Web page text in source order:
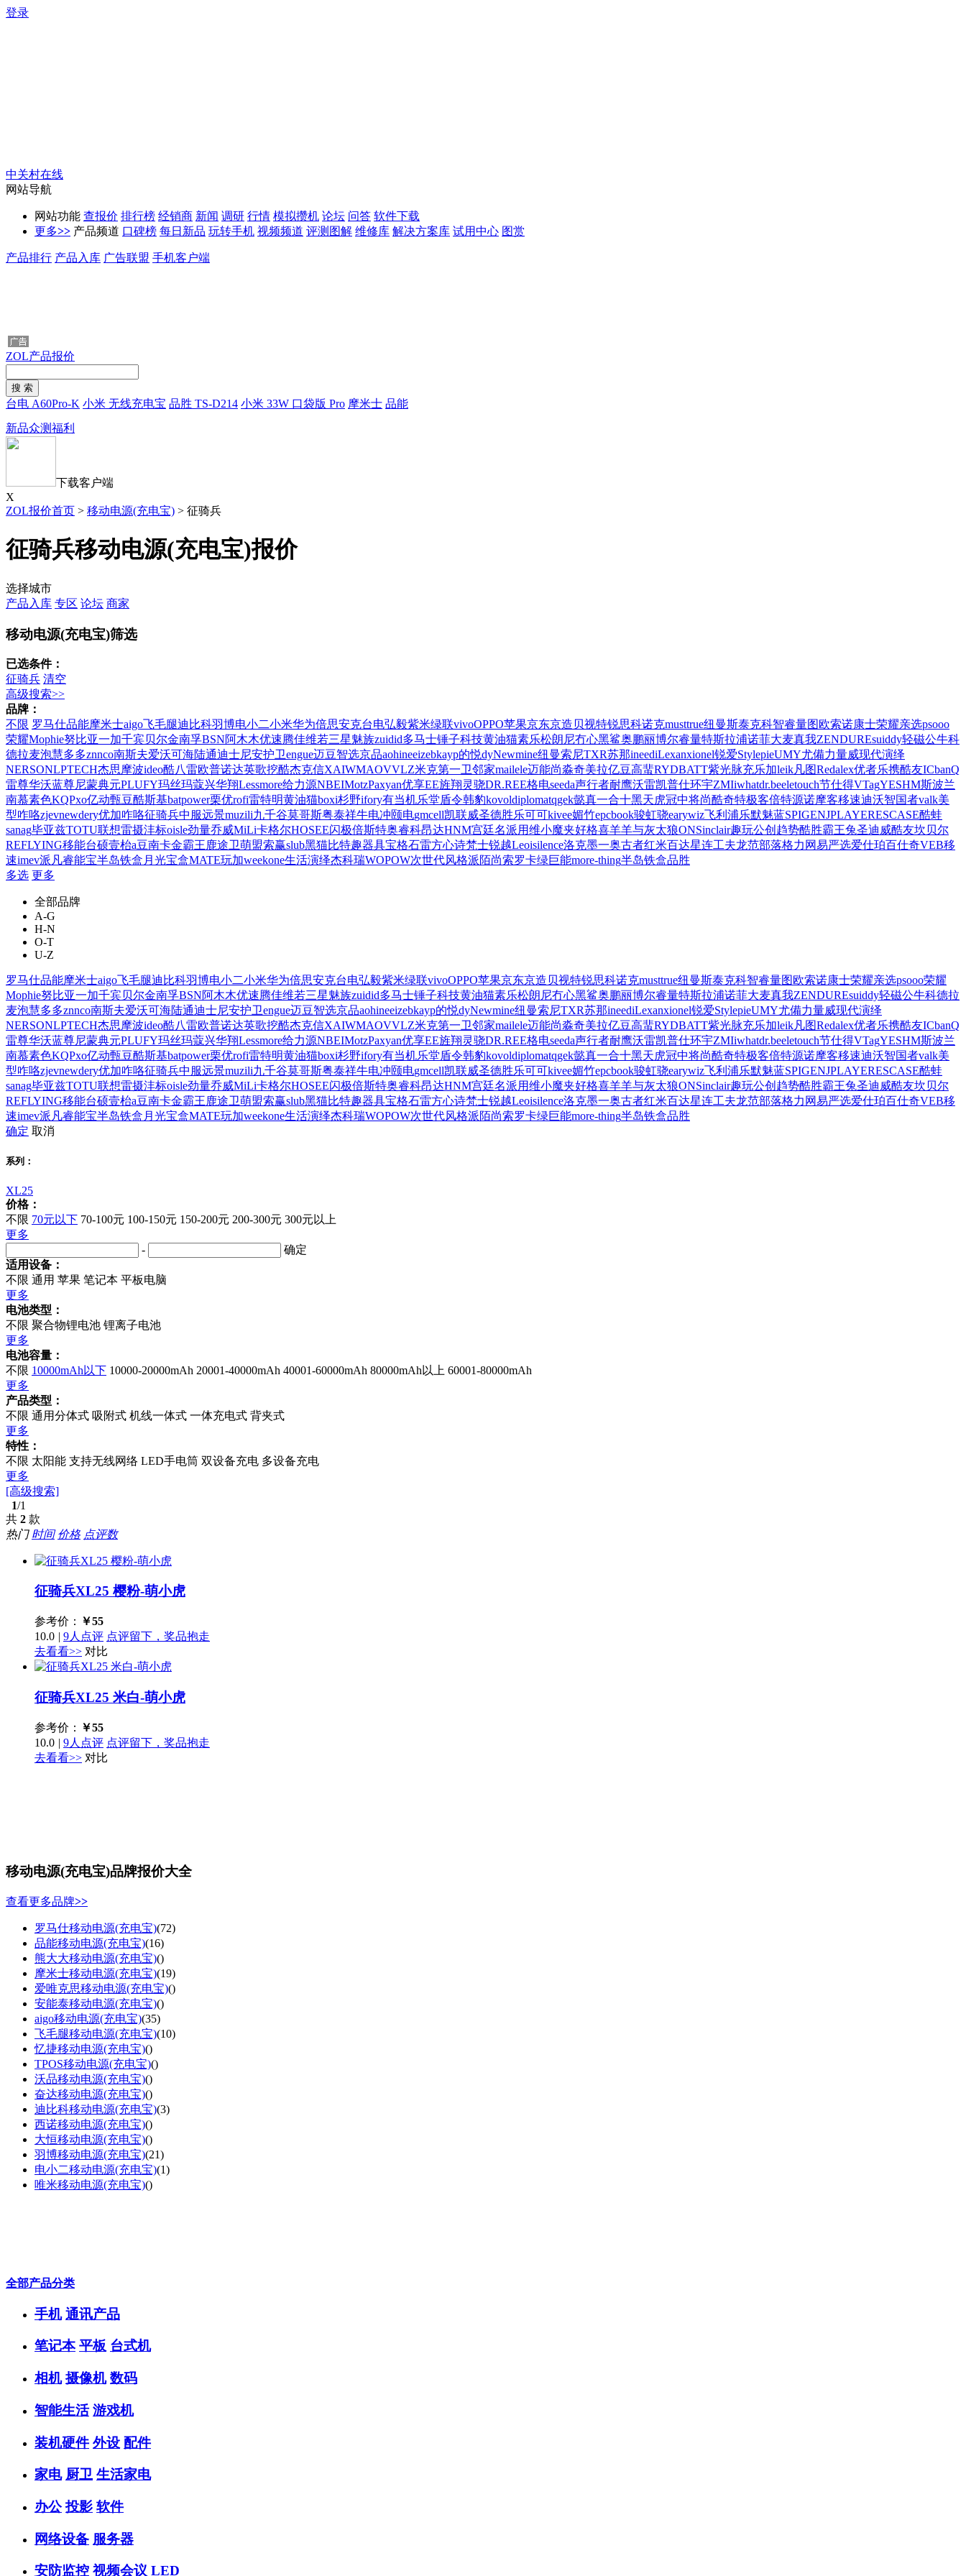
登录
中关村在线
网站导航
网站功能 查报价 排行榜 经销商 新闻 调研 行情 模拟攒机 论坛 问答 软件下载
更多>> 产品频道 口碑榜 每日新品 玩转手机 视频频道 评测图解 维修库 解决方案库 试用中心 图赏
产品排行 产品入库 广告联盟 手机客户端
ZOL产品报价
台电 A60Pro-K 小米 无线充电宝 品胜 TS-D214 小米 33W 口袋版 Pro 摩米士 品能
新品众测福利
下载客户端
X
ZOL报价首页 > 移动电源(充电宝) > 征骑兵
征骑兵移动电源(充电宝)报价
选择城市
产品入库 专区 论坛 商家
移动电源(充电宝)筛选
已选条件：
征骑兵 清空
高级搜索>>
品牌：
不限 罗马仕品能摩米士aigo飞毛腿迪比科羽博电小二小米华为倍思安克台电弘毅紫米绿联vivoOPPO苹果京东京造贝视特锐思科诺克musttrue纽曼斯泰克科智睿量图欧索诺康士荣耀亲选psooo
荣耀Mophie努比亚一加千宾贝尔金南孚BSN阿木木优速腾佳维若三星魅族zuidid多马士锤子科技黄油猫素乐松朗尼冇心黑鲨奥鹏丽博尔睿量特斯拉浦诺菲大麦真我ZENDUREsuiddy轻磁公牛科
德拉麦泡慧多多znnco南斯夫爱沃可海陆通迪士尼安护卫engue迈豆智选京品aohineeizebkayp的悦dyNewmine纽曼索尼TXR苏那ineediLexanxionel锐爱StylepieUMY尤備力量威现代演绎
NERSONLPTECH杰思摩波ideo酷八雷欧普诺达英歌挖酷杰克信XAIWMAOVVLZ米克第一卫邻家mailele迈能尚淼奇美拉亿豆高蜚RYDBATT紫光脉充乐加leik凡图Redalex优者乐携酷友ICbanQ
雷尊华沃蓝尊尼蒙典元PLUFY玛丝玛蔻兴华翔Lessmore给力源NBEIMotzPaxyan优享EE旌翔灵骁DR.REE格电seeda声行者耐鹰沃雷凯普仕环宇ZMIiwhatdr.beeletouch节仕得VTagYESHM斯波兰
南慕素色KQPxo亿动甄豆酷斯基batpower栗优rofi雷特明黄油猫boxi杉野ifory有当机乐堂盾令韩豹kovoldiplomatqgek懿真一合十黑天虎冠中将尚酷奇特极客倍特源诺摩客移速迪沃智国者valk美
型咋咯zjevnewdery优加咋咯征骑兵中服远景muzili九千谷莫哥斯粤泰祥牛电冲颐电gmcell凯联威圣德胜乐可可kivee媚竹epcbook骏虹骁earywiz飞利浦乐默魅蓝SPIGENJPLAYERESCASE酷蛙
sanag毕亚兹TOTU联想雷摄沣标oisle劲量乔威MiLi卡格尔HOSEE闪极倍斯特奥睿科昂达HNM宫廷名派用维小魔夹好格喜羊羊与灰太狼ONSinclair趣玩公创 趋势酷胜霸王兔圣迪威酷友坎贝尔
REFLYING移能台硕壹枱a豆南卡金霸王鹿途卫萌盟索赢slub黑猫比特趣器具宝格石雷方心诗梵士锐越Leoisilence洛克墨一奥古者红米百达星连工夫龙范部落格力 网易严选爱仕珀百仕奇VEB移
速imev派凡睿能宝半岛铁盒 月光宝盒MATE玩加weekone生活演绎杰科瑞WOPOW次世代风格派陌尚索罗卡绿巨能more-thing半岛铁盒品胜
多选 更多
全部品牌
A-G
H-N
O-T
U-Z
罗马仕品能摩米士aigo飞毛腿迪比科羽博电小二小米华为倍思安克台电弘毅紫米绿联vivoOPPO苹果京东京造贝视特锐思科诺克musttrue纽曼斯泰克科智睿量图欧索诺康士荣耀亲选psooo荣耀
Mophie努比亚一加千宾贝尔金南孚BSN阿木木优速腾佳维若三星魅族zuidid多马士锤子科技黄油猫素乐松朗尼冇心黑鲨奥鹏丽博尔睿量特斯拉浦诺菲大麦真我ZENDUREsuiddy轻磁公牛科德拉
麦泡慧多多znnco南斯夫爱沃可海陆通迪士尼安护卫engue迈豆智选京品aohineeizebkayp的悦dyNewmine纽曼索尼TXR苏那ineediLexanxionel锐爱StylepieUMY尤備力量威现代演绎
NERSONLPTECH杰思摩波ideo酷八雷欧普诺达英歌挖酷杰克信XAIWMAOVVLZ米克第一卫邻家mailele迈能尚淼奇美拉亿豆高蜚RYDBATT紫光脉充乐加leik凡图Redalex优者乐携酷友ICbanQ
雷尊华沃蓝尊尼蒙典元PLUFY玛丝玛蔻兴华翔Lessmore给力源NBEIMotzPaxyan优享EE旌翔灵骁DR.REE格电seeda声行者耐鹰沃雷凯普仕环宇ZMIiwhatdr.beeletouch节仕得VTagYESHM斯波兰
南慕素色KQPxo亿动甄豆酷斯基batpower栗优rofi雷特明黄油猫boxi杉野ifory有当机乐堂盾令韩豹kovoldiplomatqgek懿真一合十黑天虎冠中将尚酷奇特极客倍特源诺摩客移速迪沃智国者valk美
型咋咯zjevnewdery优加咋咯征骑兵中服远景muzili九千谷莫哥斯粤泰祥牛电冲颐电gmcell凯联威圣德胜乐可可kivee媚竹epcbook骏虹骁earywiz飞利浦乐默魅蓝SPIGENJPLAYERESCASE酷蛙
sanag毕亚兹TOTU联想雷摄沣标oisle劲量乔威MiLi卡格尔HOSEE闪极倍斯特奥睿科昂达HNM宫廷名派用维小魔夹好格喜羊羊与灰太狼ONSinclair趣玩公创 趋势酷胜霸王兔圣迪威酷友坎贝尔
REFLYING移能台硕壹枱a豆南卡金霸王鹿途卫萌盟索赢slub黑猫比特趣器具宝格石雷方心诗梵士锐越Leoisilence洛克墨一奥古者红米百达星连工夫龙范部落格力 网易严选爱仕珀百仕奇VEB移
速imev派凡睿能宝半岛铁盒 月光宝盒MATE玩加weekone生活演绎杰科瑞WOPOW次世代风格派陌尚索罗卡绿巨能more-thing半岛铁盒品胜
确定 取消
系列：
XL25
价格：
不限 70元以下 70-100元 100-150元 150-200元 200-300元 300元以上
更多
-
确定
适用设备：
不限 通用 苹果 笔记本 平板电脑
更多
电池类型：
不限 聚合物锂电池 锂离子电池
更多
电池容量：
不限 10000mAh以下 10000-20000mAh 20001-40000mAh 40001-60000mAh 80000mAh以上 60001-80000mAh
更多
产品类型：
不限 通用分体式 吸附式 机线一体式 一体充电式 背夹式
更多
特性：
不限 太阳能 支持无线网络 LED手电筒 双设备充电 多设备充电
更多
[高级搜索]
1/1
共 2 款
热门 时间 价格 点评数
征骑兵XL25 樱粉-萌小虎
参考价： ￥55
10.0 | 9人点评 点评留下，奖品抱走
去看看>> 对比
征骑兵XL25 米白-萌小虎
参考价： ￥55
10.0 | 9人点评 点评留下，奖品抱走
去看看>> 对比
移动电源(充电宝)品牌报价大全
查看更多品牌>>
罗马仕移动电源(充电宝)(72)
品能移动电源(充电宝)(16)
熊大大移动电源(充电宝)()
摩米士移动电源(充电宝)(19)
爱唯克思移动电源(充电宝)()
安能泰移动电源(充电宝)()
aigo移动电源(充电宝)(35)
飞毛腿移动电源(充电宝)(10)
忆捷移动电源(充电宝)()
TPOS移动电源(充电宝)()
沃品移动电源(充电宝)()
奋达移动电源(充电宝)()
迪比科移动电源(充电宝)(3)
西诺移动电源(充电宝)()
大恒移动电源(充电宝)()
羽博移动电源(充电宝)(21)
电小二移动电源(充电宝)(1)
唯米移动电源(充电宝)()
全部产品分类
手机 通讯产品
笔记本 平板 台式机
相机 摄像机 数码
智能生活 游戏机
装机硬件 外设 配件
家电 厨卫 生活家电
办公 投影 软件
网络设备 服务器
安防监控 视频会议 LED